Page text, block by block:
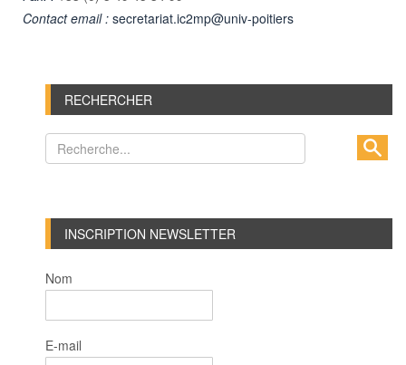
Contact email : secretariat.ic2mp@univ-poitiers
RECHERCHER
INSCRIPTION NEWSLETTER
Nom
E-mail